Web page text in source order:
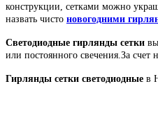
конструкции, сетками можно
назвать чисто новогодними
Светодиодные гирлянды сетки
или постоянного свечения.За
Гирлянды сетки светодиодные в